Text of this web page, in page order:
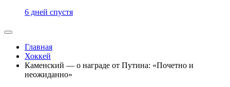
6 дней спустя
Главная
Хоккей
Каменский — о награде от Путина: «Почетно и
неожиданно»